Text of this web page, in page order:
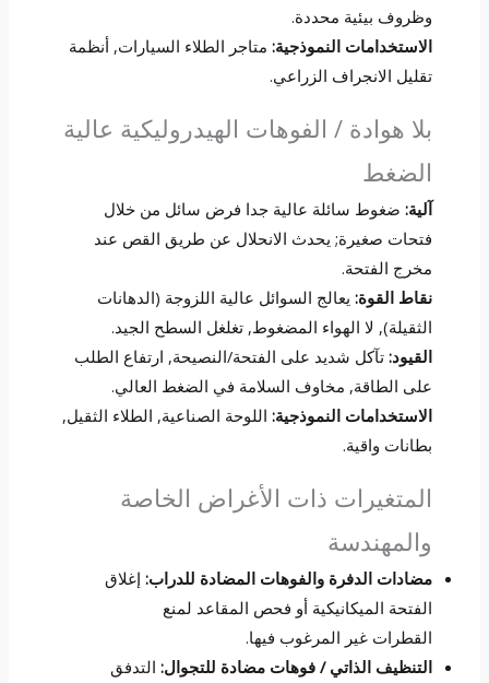
وظروف بيئية محددة.
الاستخدامات النموذجية:متاجر الطلاء السيارات, أنظمة
تقليل الانجراف الزراعي.
بلا هوادة / الفوهات الهيدروليكية عالية
الضغط
آلية:ضغوط سائلة عالية جدا فرض سائل من خلال
فتحات صغيرة; يحدث الانحلال عن طريق القص عند
مخرج الفتحة.
نقاط القوة:يعالج السوائل عالية اللزوجة (الدهانات
الثقيلة), لا الهواء المضغوط, تغلغل السطح الجيد.
القيود:تآكل شديد على الفتحة/النصيحة, ارتفاع الطلب
على الطاقة, مخاوف السلامة في الضغط العالي.
الاستخدامات النموذجية:اللوحة الصناعية, الطلاء الثقيل,
بطانات واقية.
المتغيرات ذات الأغراض الخاصة
والمهندسة
مضادات الدفرة والفوهات المضادة للدراب:إغلاق
الفتحة الميكانيكية أو فحص المقاعد لمنع
القطرات غير المرغوب فيها.
التنظيف الذاتي / فوهات مضادة للتجوال:التدفق